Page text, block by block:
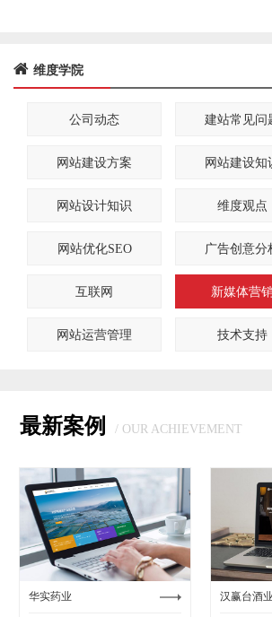
维度学院
公司动态 建站常见问
网站建设方案 网站建设知
网站设计知识 维度观点
网站优化SEO 广告创意分
互联网 新媒体营销
网站运营管理 技术支持
最新案例 / OUR ACHIEVEMENT
华实药业 汉赢台酒